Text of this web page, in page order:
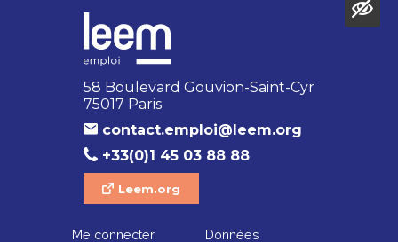
58 Boulevard Gouvion-Saint-Cyr
75017 Paris
contact.emploi@leem.org
+33(0)1 45 03 88 88
Leem.org
Me connecter Données